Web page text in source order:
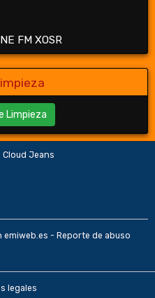
FM XOSR
Limpieza
Jeans
emiweb.es - Reporte de abuso
legales